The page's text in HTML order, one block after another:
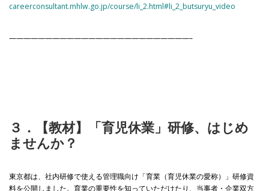
careerconsultant.mhlw.go.jp/course/li_2.html#li_2_butsuryu_video
—————————————————————————–
３．【教材】「育児休業」研修、はじめ
ませんか？
東京都は、社内研修で使える管理職向け「育業（育児休業の愛称）」研修資
料を公開しました。育業の重要性を知っていただけたり、当事者・企業双方